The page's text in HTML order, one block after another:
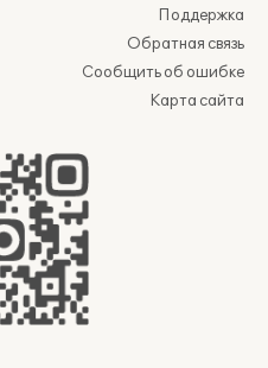
Поддержка
Обратная связь
Сообщить об ошибке
Карта сайта